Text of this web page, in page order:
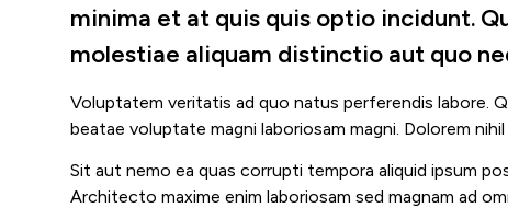
minima et at quis quis optio incidunt.
molestiae aliquam distinctio aut quo
Voluptatem veritatis ad quo natus perferendis labore.
beatae voluptate magni laboriosam magni. Dolorem
Sit aut nemo ea quas corrupti tempora aliquid ipsum
Architecto maxime enim laboriosam sed magnam ad